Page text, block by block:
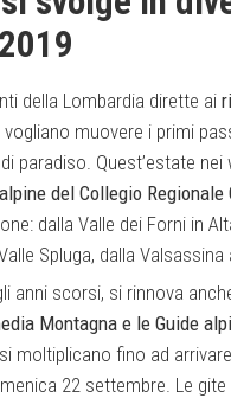
della Lombardia dirette ai
muovere i primi
paradiso. Quest’estate nei
del Collegio
dalla Valle dei Forni in
Spluga, dalla
anni scorsi, si rinnova
Montagna e le Guide
moltiplicano fino ad
22 settembre. Le